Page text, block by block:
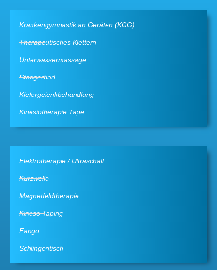
Krankengymnastik an Geräten (KGG)
Therapeutisches Klettern
Unterwassermassage
Stangerbad
Kiefergelenkbehandlung
Kinesiotherapie Tape
Elektrotherapie / Ultraschall
Kurzwelle
Magnetfeldtherapie
Kineso Taping
Fango
Schlingentisch